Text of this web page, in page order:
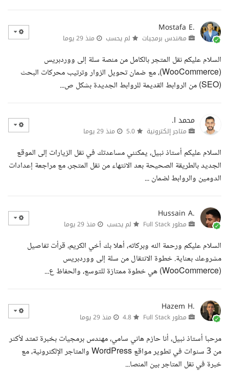
Mostafa E.
مهندس برمجيات لم يحسب منذ 29 يوما
السلام عليكم نقل المتجر بالكامل من منصة سلة إلى ووردبريس
(WooCommerce)، مع ضمان تحويل الزوار وترتيب محركات البحث
(SEO) من الروابط القديمة للروابط الجديدة بشكل ص...
محمد ا.
متاجر إلكترونية منذ 29 يوما
السلام عليكم أستاذ نبيل، يمكنني مساعدتك في نقل الزيارات إلى الموقع
الجديد بالطريقة الصحيحة بعد الانتهاء من نقل المتجر، مع مراجعة إعدادات
الدومين والروابط لضمان ...
Hussain A.
مطور Full Stack لم يحسب منذ 29 يوما
السلام عليكم ورحمة الله وبركاته، أهلا بك أخي الكريم، قرأت تفاصيل
مشروعك بعناية. خطوة الانتقال من سلة إلى ووردبريس
(WooCommerce) هي خطوة ممتازة للتوسع، والحفاظ ع...
Hazem H.
مطور Full Stack منذ 29 يوما
مرحبا أستاذ نبيل، أنا حازم هاني سامي، مهندس برمجيات بخبرة تمتد لأكثر
من 3 سنوات في تطوير مواقع WordPress والمتاجر الإلكترونية، مع
خبرة في نقل المتاجر بين المنصا...